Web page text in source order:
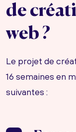
de
web ?
Le projet de
16 semaines en
suivantes :